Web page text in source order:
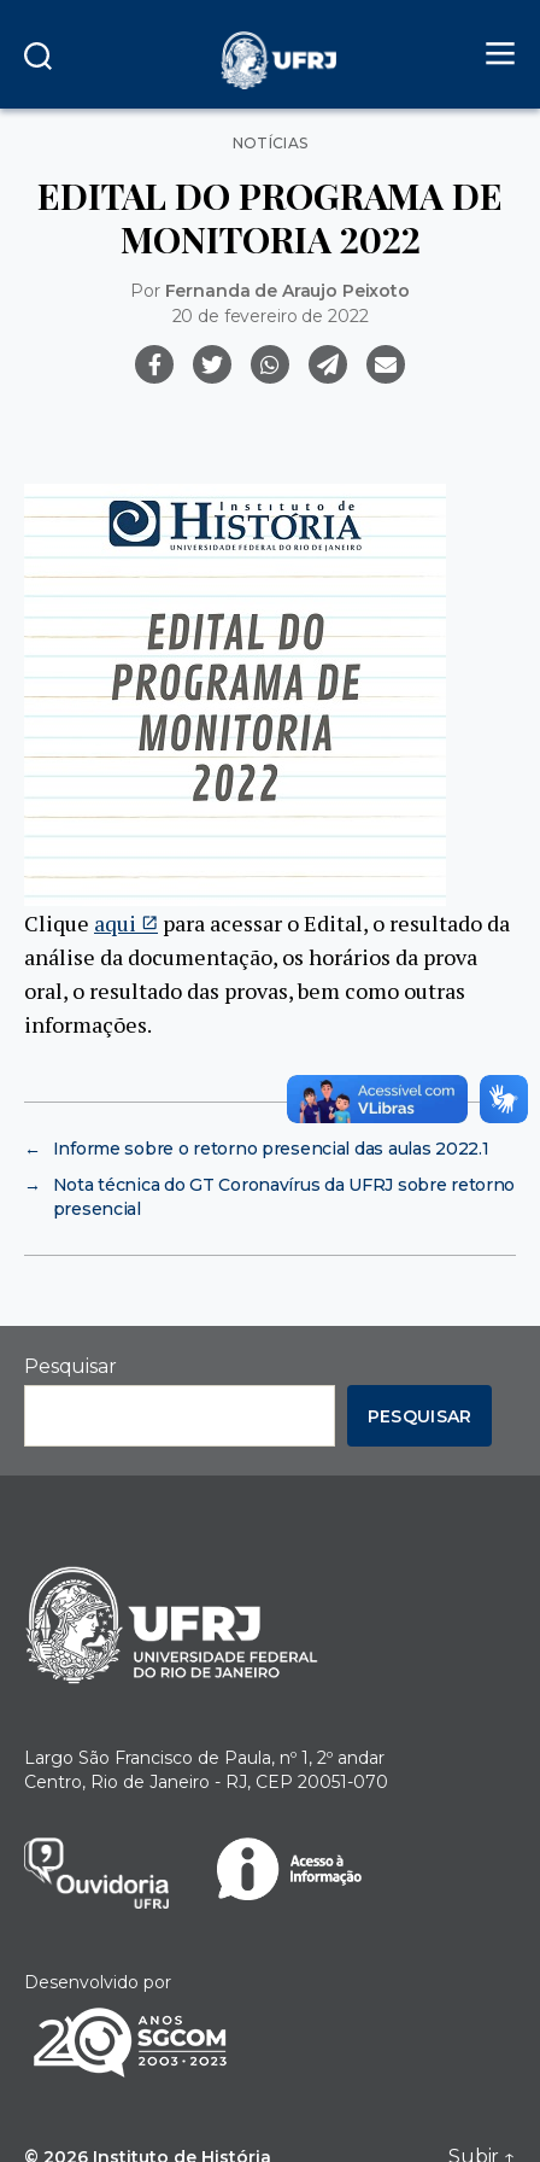
Categorias
NOTÍCIAS
EDITAL DO PROGRAMA DE
MONITORIA 2022
Por Fernanda de Araujo Peixoto
20 de fevereiro de 2022
Clique aqui
para acessar o Edital, o resultado da
análise da documentação, os horários da prova
oral, o resultado das provas, bem como outras
informações.
←
Informe sobre o retorno presencial das aulas 2022.1
→
Nota técnica do GT Coronavírus da UFRJ sobre retorno
presencial
Pesquisar
PESQUISAR
Largo São Francisco de Paula, nº 1, 2º andar
Centro, Rio de Janeiro - RJ, CEP 20051-070
Desenvolvido por
© 2026 Instituto de História Subir ↑